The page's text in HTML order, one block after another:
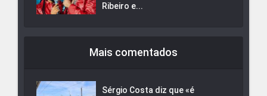
Ribeiro e...
Mais comentados
Sérgio Costa diz que «é